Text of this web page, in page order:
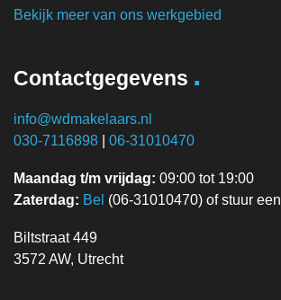
Bekijk meer van ons werkgebied
Contactgegevens .
info@wdmakelaars.nl
030-7116898
06-31010470
Maandag t/m vrijdag: 09:00 tot 19:00
Zaterdag: Bel (06-31010470) of stuur een
Biltstraat 449
3572 AW, Utrecht